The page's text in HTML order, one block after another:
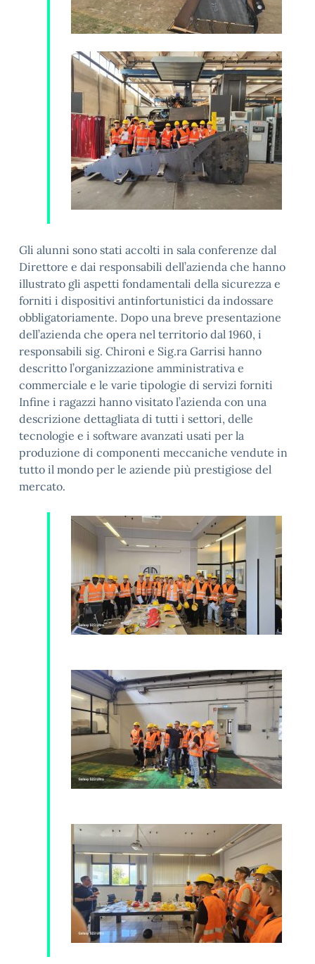
Gli alunni sono stati accolti in sala conferenze dal
Direttore e dai responsabili dell’azienda che hanno
illustrato gli aspetti fondamentali della sicurezza e
forniti i dispositivi antinfortunistici da indossare
obbligatoriamente. Dopo una breve presentazione
dell’azienda che opera nel territorio dal 1960, i
responsabili sig. Chironi e Sig.ra Garrisi hanno
descritto l’organizzazione amministrativa e
commerciale e le varie tipologie di servizi forniti
Infine i ragazzi hanno visitato l’azienda con una
descrizione dettagliata di tutti i settori, delle
tecnologie e i software avanzati usati per la
produzione di componenti meccaniche vendute in
tutto il mondo per le aziende più prestigiose del
mercato.